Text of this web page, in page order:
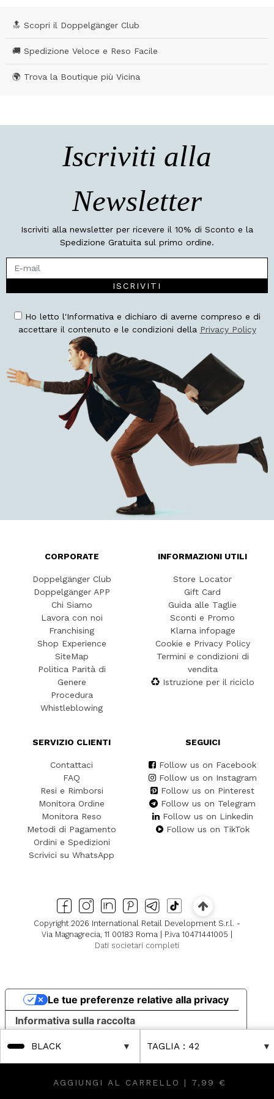
BLACK TAGLIA : 42
AGGIUNGI AL CARRELLO | 7,99 €
🔝 Scopri il Doppelgänger Club
🚚 Spedizione Veloce e Reso Facile
🌍 Trova la Boutique più Vicina
Iscriviti alla
Newsletter
Iscriviti alla newsletter per ricevere il 10% di Sconto e la
Spedizione Gratuita sul primo ordine.
ISCRIVITI
Ho letto l'Informativa e dichiaro di averne compreso e di
accettare il contenuto e le condizioni della Privacy Policy
CORPORATE
Doppelgänger Club
Doppelgänger APP
Chi Siamo
Lavora con noi
Franchising
Shop Experience
SiteMap
Politica Parità di
Genere
Procedura
Whistleblowing
INFORMAZIONI UTILI
Store Locator
Gift Card
Guida alle Taglie
Sconti e Promo
Klarna infopage
Cookie e Privacy Policy
Termini e condizioni di
vendita
Istruzione per il riciclo
SERVIZIO CLIENTI
Contattaci
FAQ
Resi e Rimborsi
Monitora Ordine
Monitora Reso
Metodi di Pagamento
Ordini e Spedizioni
Scrivici su WhatsApp
SEGUICI
Follow us on Facebook
Follow us on Instagram
Follow us on Pinterest
Follow us on Telegram
Follow us on Linkedin
Follow us on TikTok
Copyright 2026 International Retail Development S.r.l. -
Via Magnagrecia, 11 00183 Roma | P.iva 10471441005 |
Dati societari completi
Informativa sulla raccolta
Le tue preferenze relative alla privacy